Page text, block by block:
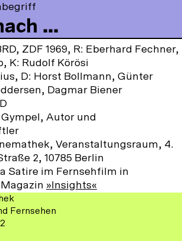
Deutsche Kinemathek
ZDF 1969, R: Eberhard Fechner,
K: Rudolf Körösi
D: Horst Bollmann, Günter
Dagmar Biener
Autor und
Veranstaltungsraum, 4.
2, 10785 Berlin
Satire im Fernsehfilm in
»Insights«
Fernsehen